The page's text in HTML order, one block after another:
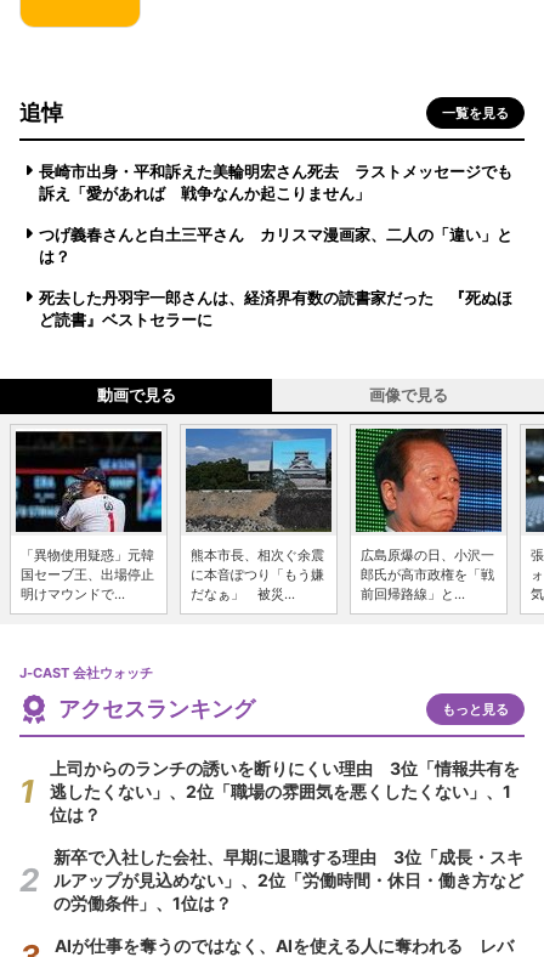
追悼 一覧を見る
長崎市出身・平和訴えた美輪明宏さん死去 ラストメッセージでも
訴え「愛があれば 戦争なんか起こりません」
つげ義春さんと白土三平さん カリスマ漫画家、二人の「違い」と
は？
死去した丹羽宇一郎さんは、経済界有数の読書家だった 『死ぬほ
ど読書』ベストセラーに
動画で見る 画像で見る
「異物使用疑惑」元韓
国セーブ王、出場停止
明けマウンドで...
熊本市長、相次ぐ余震
に本音ぽつり「もう嫌
だなぁ」 被災...
広島原爆の日、小沢一
郎氏が高市政権を「戦
前回帰路線」と...
J-CAST 会社ウォッチ
アクセスランキング もっと見る
上司からのランチの誘いを断りにくい理由 3位「情報共有を
逃したくない」、2位「職場の雰囲気を悪くしたくない」、1
位は？
新卒で入社した会社、早期に退職する理由 3位「成長・スキ
ルアップが見込めない」、2位「労働時間・休日・働き方など
の労働条件」、1位は？
AIが仕事を奪うのではなく、AIを使える人に奪われる レバ